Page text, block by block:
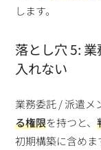
します。
落とし穴 5:
入れない
業務委託 / 派遣メ
る権限を持つと、
初期構築に含めま